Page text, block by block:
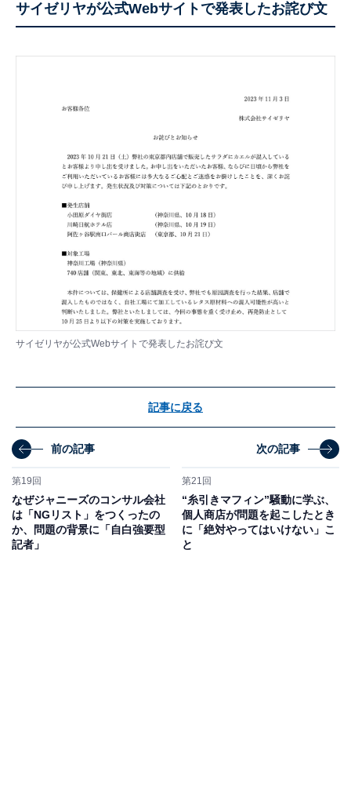
サイゼリヤが公式Webサイトで発表したお詫び文
サイゼリヤが公式Webサイト で発表したお詫び文
記事に戻る
前の記事
第19回
なぜジャニーズのコンサル会社
は「NGリスト」をつくったの
か、問題の背景に「自白強要型
記者」
次の記事
第21回
“糸引きマフィン”騒動に学ぶ、
個人商店が問題を起こしたとき
に「絶対やってはいけない」こ
と